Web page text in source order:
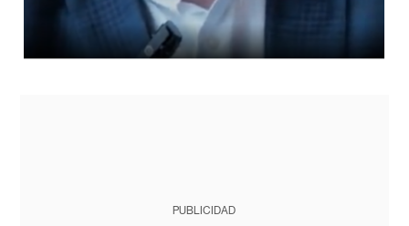
PUBLICIDAD